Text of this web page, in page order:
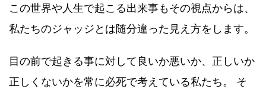
この世界や人生で起こる出来事もその視点からは、
私たちのジャッジとは随分違った見え方をします。
目の前で起きる事に対して良いか悪いか、正しいか
正しくないかを常に必死で考えている私たち。 そ